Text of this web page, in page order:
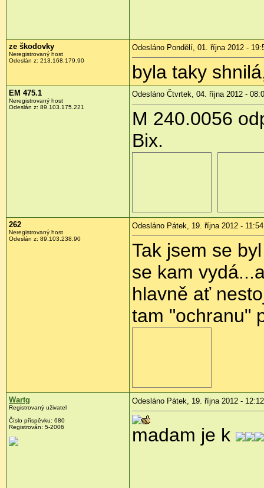
ze škodovky
Neregistrovaný host
Odeslán z: 213.168.179.90
Odesláno Pondělí, 01. října 2012 -
byla taky
EM 475.1
Neregistrovaný host
Odeslán z: 89.103.175.221
Odesláno Čtvrtek, 04. října 2012 -
M 240.0056
Bix.
262
Neregistrovaný host
Odeslán z: 89.103.238.90
Odesláno Pátek, 19. října 2012 - 11:54
Tak jsem se
se kam
hlavně ať
tam "ochranu"
Wartg
Registrovaný uživatel
Číslo příspěvku: 680
Registrován: 5-2006
Odesláno Pátek, 19. října 2012 - 12:12
madam je k